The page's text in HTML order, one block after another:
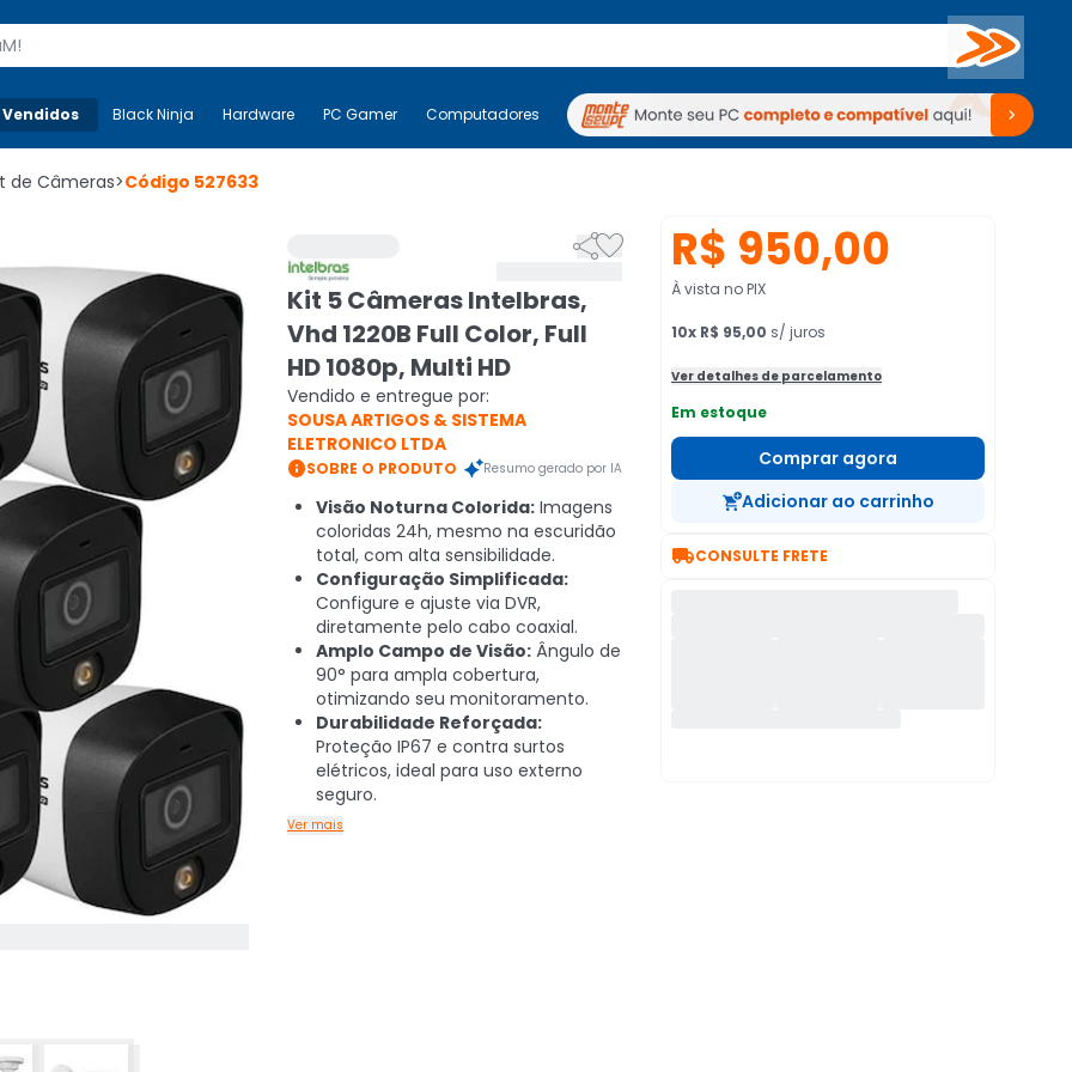
Buscar
Mais-v- Black Ninja Hardware PC Gamer Computadores Periféricos TV Venda no KaBuM!
Black Ninja Hardware PC Gamer Computadores Periféricos TV Venda no KaBuM!
de Câmeras>Código 527633

Kit 5 Câmeras Intelbras,
Vhd 1220B Full Color, Full
HD 1080p, Multi HD
Vendido e entregue por:
SOUSA ARTIGOS & SISTEMA
ELETRONICO LTDA
SOBRE O PRODUTO Resumo gerado por IA
Visão Noturna Colorida: Imagens
coloridas 24h, mesmo na escuridão
total, com alta sensibilidade.
Configuração Simplificada:
Configure e ajuste via DVR,
diretamente pelo cabo coaxial.
Amplo Campo de Visão: Ângulo de
90° para ampla cobertura,
otimizando seu monitoramento.
Durabilidade Reforçada:
Proteção IP67 e contra surtos
elétricos, ideal para uso externo
seguro.
Ver mais
R$ 950,00
À vista no PIX
10x R$ 95,00 s/ juros
Ver detalhes de parcelamento
Em estoque
Comprar agora
Adicionar ao carrinho
CONSULTE FRETE